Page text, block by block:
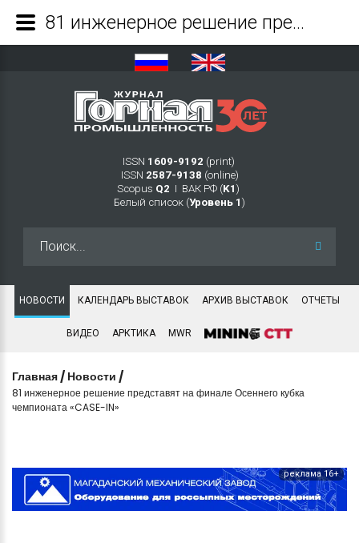
ISSN 1609-9192 (print)
ISSN 2587-9138 (online)
Scopus Q2 Ι ВАК РФ (K1 )
Белый список (Уровень 1 )
НОВОСТИ КАЛЕНДАРЬ ВЫСТАВОК АРХИВ ВЫСТАВОК ОТЧЕТЫ
ВИДЕО АРКТИКА MWR
Главная / Новости /
81 инженерное решение представят на финале Осеннего кубка
чемпионата «CASE-IN»
реклама 16+
81 инженерное решение представят на финале Осеннего кубка чемпионата «CASE-IN» - Журнал Горная промышленность